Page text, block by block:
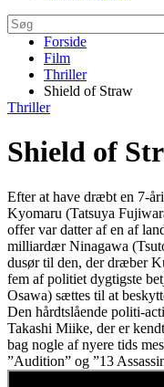
Forside
Film
Thriller
Shield of Straw
Thriller
Shield of
Efter at have dræbt en 7-
Kyomaru (Tatsuya
offer var datter af en af
milliardær Ninagawa
dusør til den, der dræber
fem af politiet dygtigste
Osawa) sættes til at
Den hårdtslående politi-
Takashi Miike, der er
bag nogle af nyere tids
”Audition” og ”13